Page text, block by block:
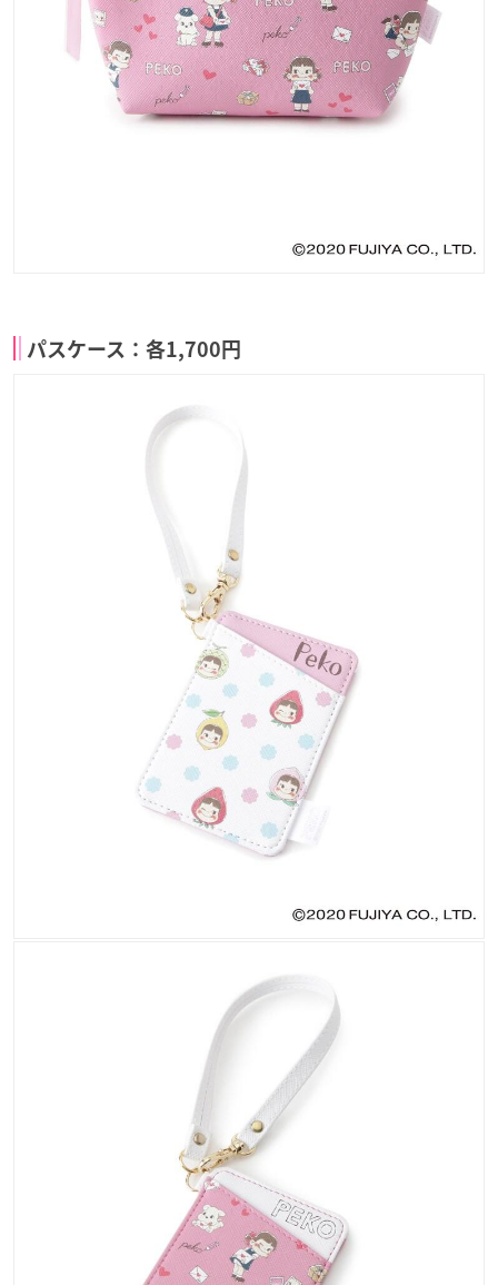
パスケース：各1,700円